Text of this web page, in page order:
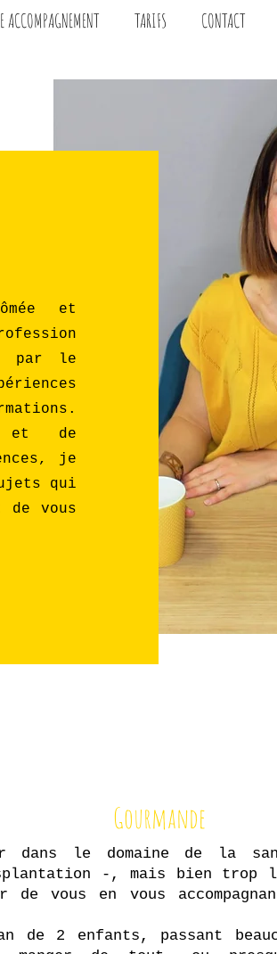
ACCOMPAGNEMENT TARIFS CONTACT
et
par le
et de
je
qui
de vous
Gourmande
dans le domaine de la
-, mais bien trop
vous en vous
de 2 enfants, passant